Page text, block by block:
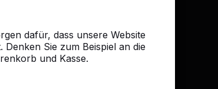
dafür, dass unsere Website
Sie zum Beispiel an die
und Kasse.
Kategorien
Tischtennistische